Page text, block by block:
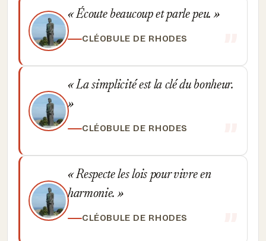
Écoute beaucoup et parle peu.
CLÉOBULE DE RHODES
La simplicité est la clé du bonheur.
CLÉOBULE DE RHODES
Respecte les lois pour vivre en
harmonie.
CLÉOBULE DE RHODES